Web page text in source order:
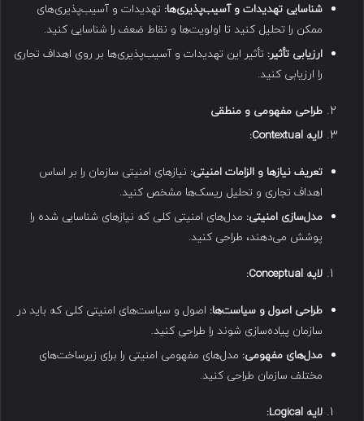
شناسایی تهدیدات و آسیب‌پذیری‌ها: تهدیدات و آسیب‌پذیری‌های
ممکن را تحلیل کنید تا اولویت‌ها و نقاط ضعف را شناسایی کنید.
ارزیابی تأثیر: تأثیر این تهدیدات و آسیب‌پذیری‌ها بر روی اهداف تجاری
را ارزیابی کنید.
طراحی مفهومی و منطقی
لایه
تعریف نیازها و الزامات امنیتی: نیازهای امنیتی سازمان را بر اساس
اهداف تجاری و تحلیل ریسک‌ها مشخص کنید.
مدل‌سازی امنیتی: مدل‌های امنیتی کلی که نیازهای شناسایی شده را
پوشش می‌دهند، طراحی کنید.
لایه
طراحی اصول و سیاست‌ها: اصول و سیاست‌های امنیتی کلی که باید در
سازمان پیاده‌سازی شوند را طراحی کنید.
مدل‌های مفهومی: مدل‌های مفهومی امنیتی را برای زیرساخت‌های
مختلف سازمان طراحی کنید.
لایه